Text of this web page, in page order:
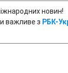
новин!
важливе з РБК-